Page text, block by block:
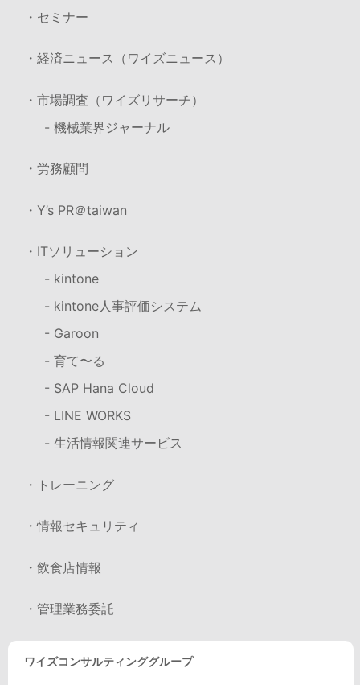
・セミナー
・経済ニュース（ワイズニュース）
・市場調査（ワイズリサーチ）
- 機械業界ジャーナル
・労務顧問
・Y’s PR＠taiwan
・ITソリューション
- kintone
- kintone人事評価システム
- Garoon
- 育て〜る
- SAP Hana Cloud
- LINE WORKS
- 生活情報関連サービス
・トレーニング
・情報セキュリティ
・飲食店情報
・管理業務委託
ワイズコンサルティンググループ